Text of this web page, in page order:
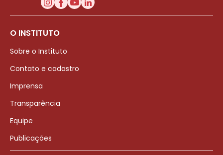
O INSTITUTO
Sobre o Instituto
Contato e cadastro
Imprensa
Transparência
Equipe
Publicações